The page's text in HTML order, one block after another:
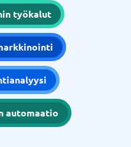
työkalut
automaatio